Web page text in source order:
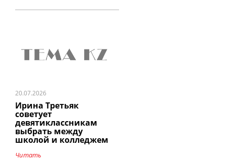
20.07.2026
Ирина Третьяк
советует
девятиклассникам
выбрать между
школой и колледжем
Читать